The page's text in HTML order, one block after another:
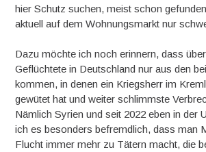
hier Schutz suchen, meist schon
aktuell auf dem Wohnungsmarkt nur
Dazu möchte ich noch erinnern, dass
Geflüchtete in Deutschland nur aus den
kommen, in denen ein Kriegsherr im
gewütet hat und weiter schlimmste
Nämlich Syrien und seit 2022 eben in der
ich es besonders befremdlich, dass man
Flucht immer mehr zu Tätern macht, die